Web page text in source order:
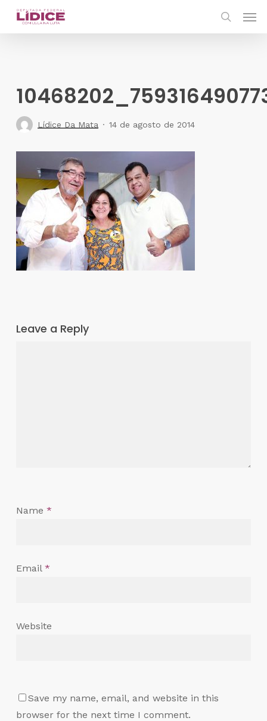
Skip
Lídice Da Mata 14 de agosto de 2014
Leave a Reply
Name *
Email *
Website
Save my name, email, and website in this
browser for the next time I comment.